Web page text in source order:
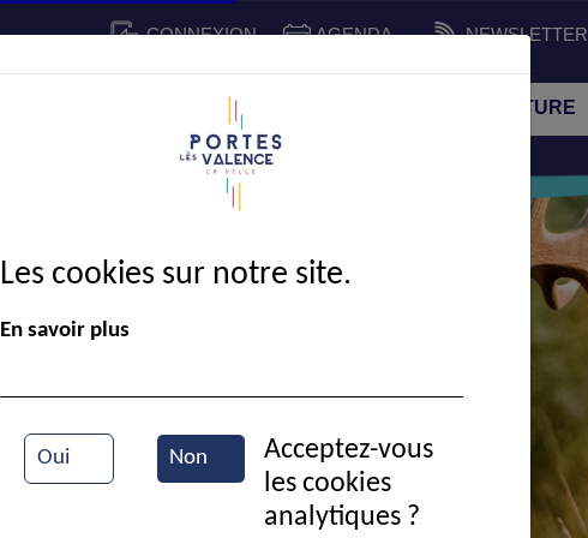
CONNEXION AGENDA NEWSLETTER
CADRE DE VIE SPORT ET CULTURE
Chasse
Les cookies sur notre site.
En savoir plus
Oui Non
Acceptez-vous
les cookies
analytiques ?